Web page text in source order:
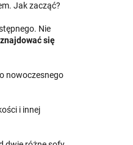
Jak zacząć?
Nie
się
nowoczesnego
i innej